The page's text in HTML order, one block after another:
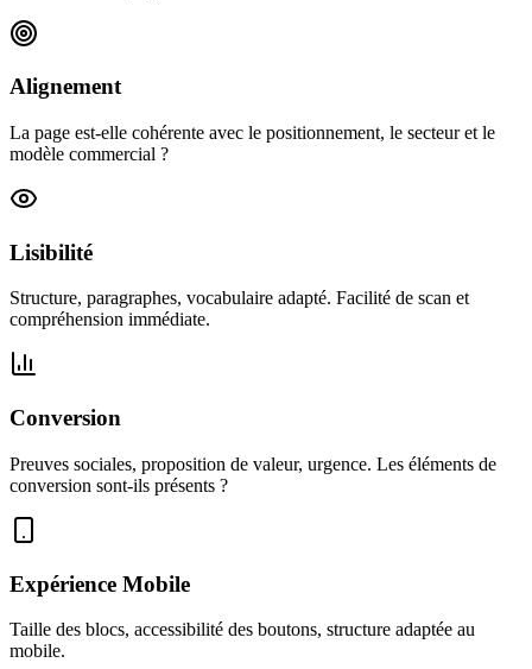
Alignement
La page est-elle cohérente avec le positionnement, le secteur et le
modèle commercial ?
Lisibilité
Structure, paragraphes, vocabulaire adapté. Facilité de scan et
compréhension immédiate.
Conversion
Preuves sociales, proposition de valeur, urgence. Les éléments de
conversion sont-ils présents ?
Expérience Mobile
Taille des blocs, accessibilité des boutons, structure adaptée au
mobile.